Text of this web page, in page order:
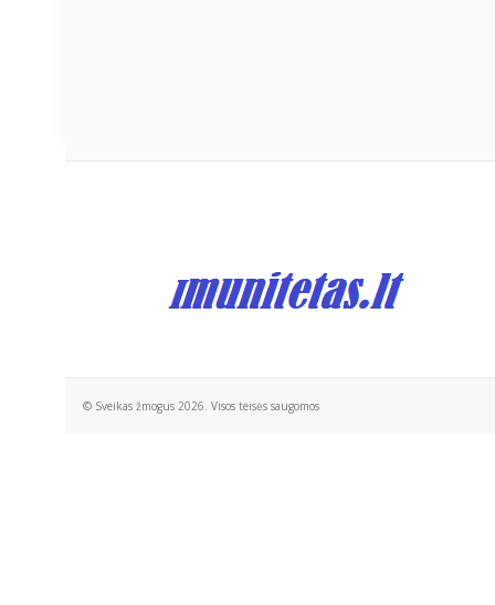
© Sveikas žmogus 2026. Visos teisės saugomos